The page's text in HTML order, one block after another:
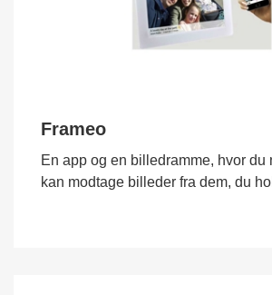
Frameo
En app og en billedramme, hvor du
kan modtage billeder fra dem, du